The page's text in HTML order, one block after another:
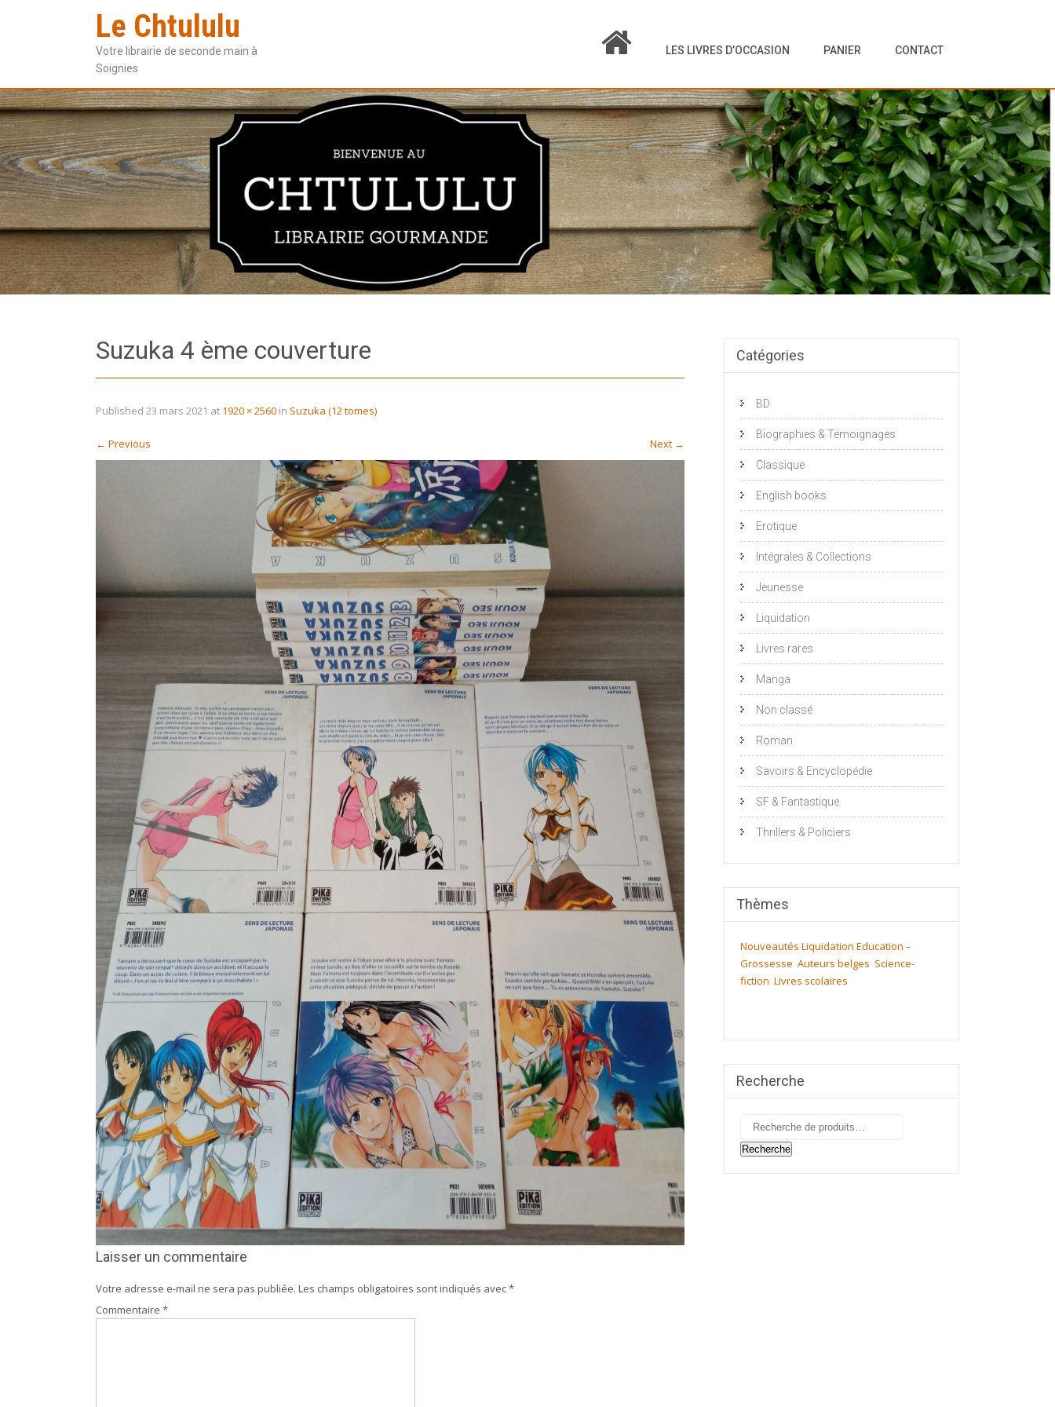
Le Chtululu
Votre librairie de seconde main à
Soignies
LES LIVRES D’OCCASION PANIER CONTACT
Suzuka 4 ème couverture
Published 23 mars 2021 at 1920 × 2560 in Suzuka (12 tomes)
← Previous Next →
Laisser un commentaire
Votre adresse e-mail ne sera pas publiée. Les champs obligatoires sont indiqués avec*
Commentaire *
Catégories
BD
Biographies & Témoignages
Classique
English books
Erotique
Intégrales & Collections
Jeunesse
Liquidation
Livres rares
Manga
Non classé
Roman
Savoirs & Encyclopédie
SF & Fantastique
Thrillers & Policiers
Thèmes
Nouveautés Liquidation Education –
Grossesse Auteurs belges Science-
fiction Livres scolaires
Recherche
Recherche
pour :
Recherche